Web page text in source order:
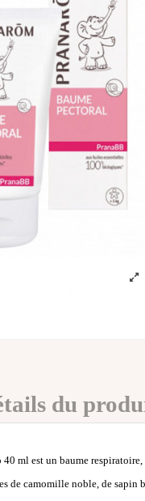
du
ml est un baume
de camomille noble, de